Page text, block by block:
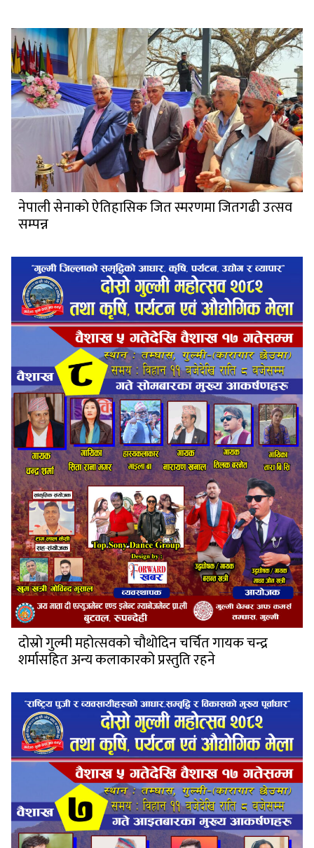
नेपाली सेनाको ऐतिहासिक जित स्मरणमा जितगढी उत्सव
सम्पन्न
दोस्रो गुल्मी महोत्सवको चौथोदिन चर्चित गायक चन्द्र
शर्मासहित अन्य कलाकारको प्रस्तुति रहने